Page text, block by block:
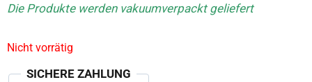
Die Produkte werden vakuumverpackt geliefert
Nicht vorrätig
SICHERE ZAHLUNG